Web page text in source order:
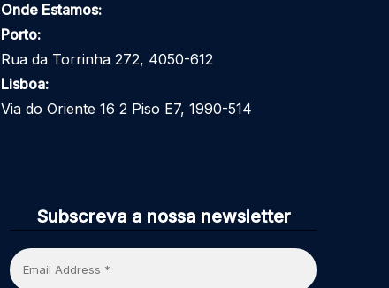
Onde Estamos:
Porto:
Rua da Torrinha 272, 4050-612
Lisboa:
Via do Oriente 16 2 Piso E7, 1990-514
Subscreva a nossa newsletter